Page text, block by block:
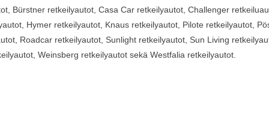
Bürstner retkeilyautot , Casa Car retkeilyautot , Challenger
, Hymer retkeilyautot , Knaus retkeilyautot Pilote retkeilyautot
Roadcar retkeilyautot , Sunlight retkeilyautot , Sun Living
, Weinsberg retkeilyautot sekä Westfalia retkeilyautot